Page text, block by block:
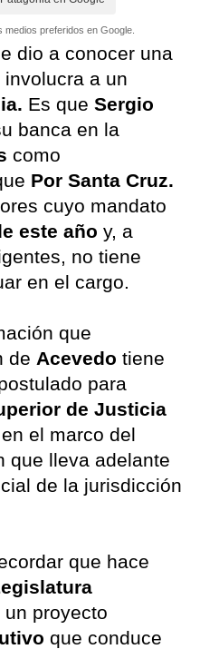
medios preferidos en Google.
dio a conocer una
a un
Es que Sergio
banca en la
como
Por Santa Cruz.
cuyo mandato
este año y, a
no tiene
en el cargo.
que
de Acevedo tiene
para
de Justicia
en el marco del
que lleva adelante
de la jurisdicción
que hace
un proyecto
que conduce